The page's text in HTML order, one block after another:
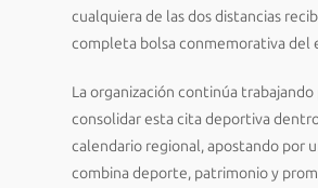
cualquiera de las dos distancias
completa bolsa conmemorativa del
La organización continúa trabajando
consolidar esta cita deportiva
calendario regional, apostando por
combina deporte, patrimonio y